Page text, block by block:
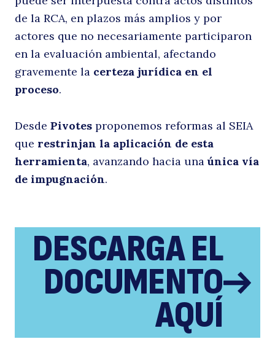
el
Buscar
de la RCA, en plazos más amplios y por
actores que no necesariamente participaron
en la evaluación ambiental, afectando
gravemente la certeza jurídica en el
proceso.
Desde Pivotes proponemos reformas al SEIA
que restrinjan la aplicación de esta
herramienta, avanzando hacia unaúnica vía
de impugnación.
DESCARGA EL
DOCUMENTO
AQUÍ